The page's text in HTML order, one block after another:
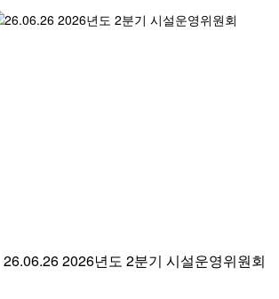
26.06.26 2026년도 2분기 시설운영위원회